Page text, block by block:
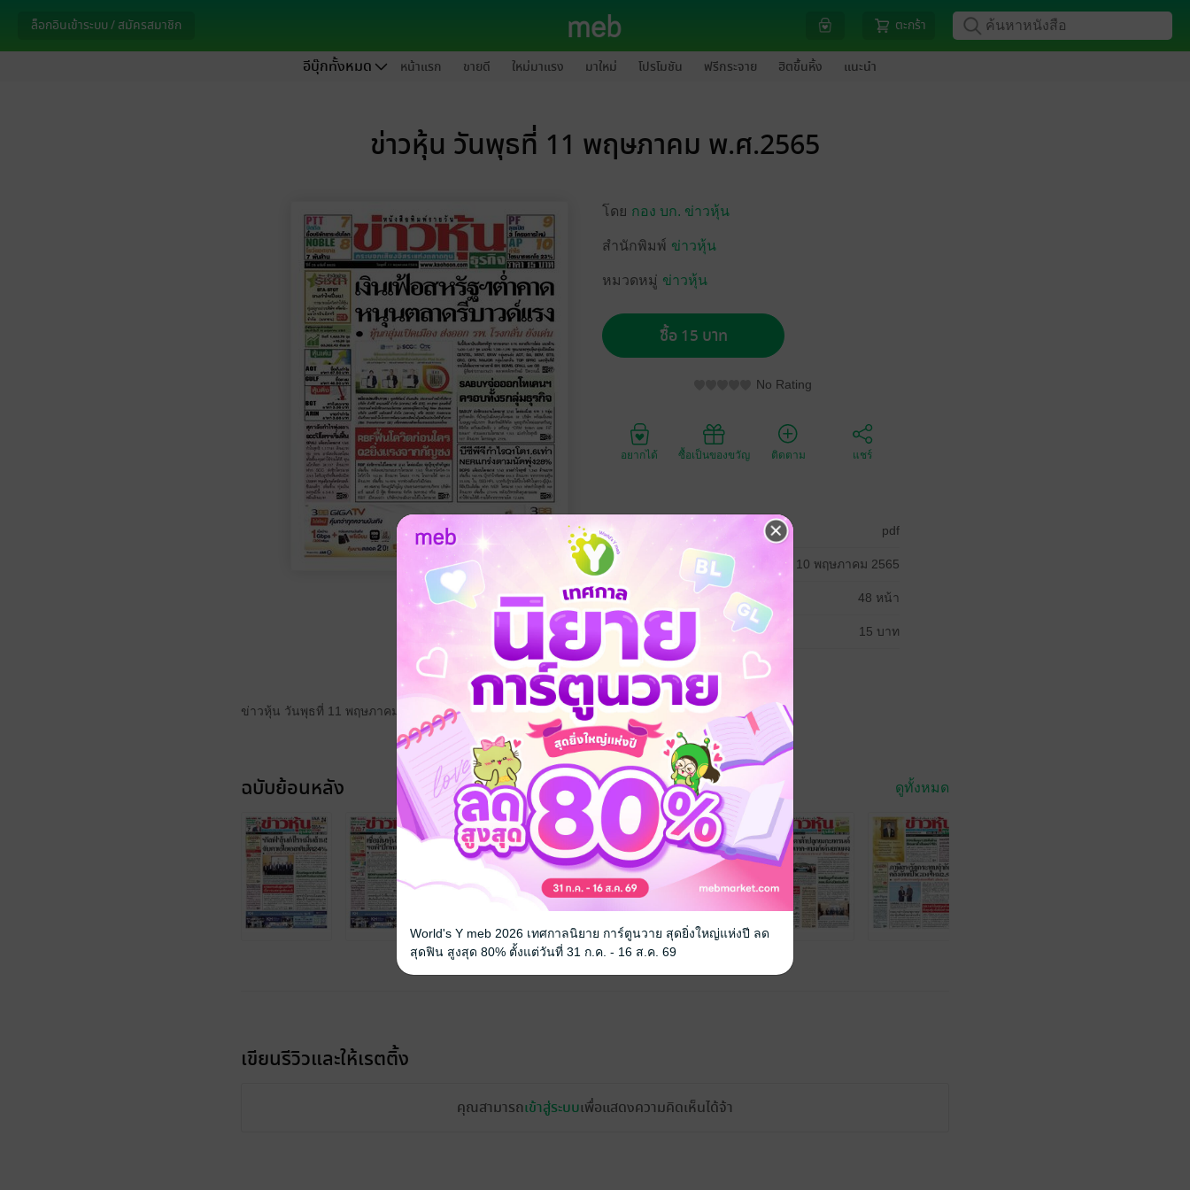
ล็อกอินเข้าระบบ / สมัครสมาชิก ตะกร้า
อีบุ๊กทั้งหมด หน้าแรก ขายดี ใหม่มาแรง มาใหม่ โปรโมชัน ฟรีกระจาย ฮิตขึ้นหิ้ง แนะนำ
ข่าวหุ้น วันพุธที่ 11 พฤษภาคม พ.ศ.2565
โดย กอง บก. ข่าวหุ้น
สำนักพิมพ์ ข่าวหุ้น
หมวดหมู่ ข่าวหุ้น
ซื้อ 15 บาท
No Rating
อยากได้ ซื้อเป็นของขวัญ ติดตาม แชร์
ประเภทไฟล์ pdf
วันที่วางขาย 10 พฤษภาคม 2565
ความยาว 48 หน้า
ราคาปก 15 บาท
ข่าวหุ้น วันพุธที่ 11 พฤษภาคม พ.ศ.2565
ฉบับย้อนหลัง ดูทั้งหมด
เขียนรีวิวและให้เรตติ้ง
คุณสามารถเข้าสู่ระบบเพื่อแสดงความคิดเห็นได้จ้า
World's Y meb 2026 เทศกาลนิยาย การ์ตูนวาย สุดยิ่งใหญ่แห่งปี ลด
สุดฟิน สูงสุด 80% ตั้งแต่วันที่ 31 ก.ค. - 16 ส.ค. 69